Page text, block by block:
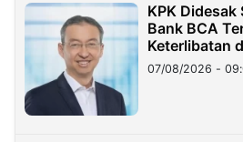
KPK Didesak
Bank BCA
Keterlibatan
Hilangnya
Miliar
07/08/2026 -